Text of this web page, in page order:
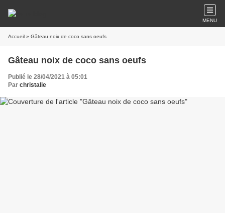
MENU
Accueil » Gâteau noix de coco sans oeufs
Gâteau noix de coco sans oeufs
Publié le 28/04/2021 à 05:01
Par christalie